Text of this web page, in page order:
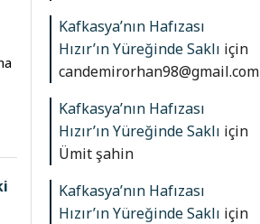
Kafkasya’nın Hafızası
Hızır’ın Yüreğinde Saklı için
candemirorhan98@gmail.com
Kafkasya’nın Hafızası
Hızır’ın Yüreğinde Saklı için
Ümit şahin
Kafkasya’nın Hafızası
Hızır’ın Yüreğinde Saklı için